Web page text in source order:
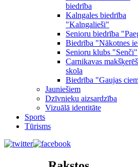
biedrība
Kalngales biedrība
"Kalngalieši"
Senioru biedrība
Biedrība "Nākotnes
Senioru klubs "Senči"
Carnikavas
skola
Biedrība "Gaujas
Jauniešiem
Dzīvnieku aizsardzība
Vizuālā identitāte
Sports
Tūrisms